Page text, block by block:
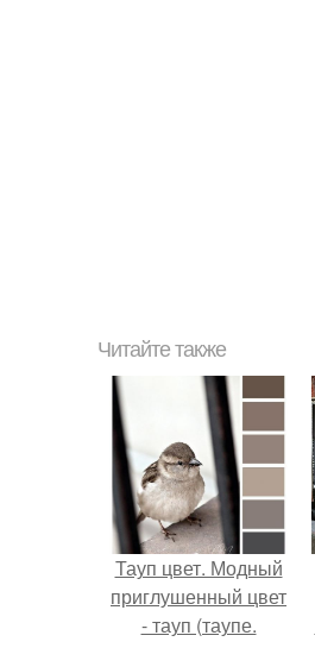
Читайте также
Тауп цвет. Модный
приглушенный цвет
- тауп (таупе.